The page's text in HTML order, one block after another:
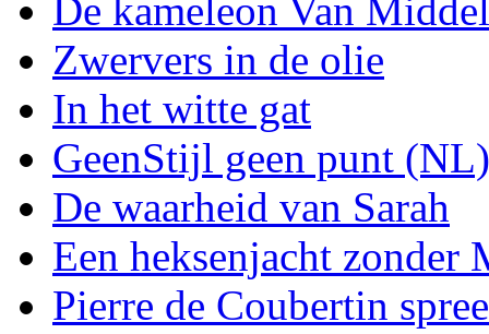
De kameleon Van
Zwervers in de olie
In het witte gat
GeenStijl geen punt (NL)
De waarheid van Sarah
Een heksenjacht zonder
Pierre de Coubertin